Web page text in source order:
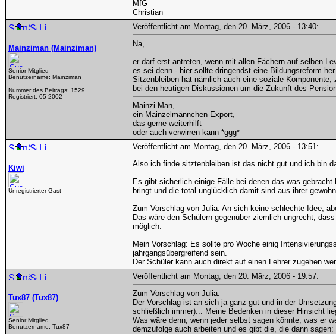
MfG
Christian
Mainziman (Mainziman)
Senior Mitglied
Benutzername: Mainziman
Nummer des Beitrags: 1529
Registriert: 05-2002
Veröffentlicht am Montag, den 20. März, 2006 - 13:40:
Na,
er darf erst antreten, wenn mit allen Fächern auf selben
es sei denn - hier sollte dringendst eine Bildungsreform
Sitzenbleiben hat nämlich auch eine soziale
bei den heutigen Diskussionen um die Zukunft des
Mainzi Man,
ein Mainzelmännchen-Export,
das gerne weiterhilft
oder auch verwirren kann *ggg*
Kiwi
Unregistrierter Gast
Veröffentlicht am Montag, den 20. März, 2006 - 13:51:
Also ich finde sitztenbleiben ist das nicht gut und ich bin
Es gibt sicherlich einige Fälle bei denen das was
bringt und die total unglücklich damit sind aus ihrer
Zum Vorschlag von Julia: An sich keine schlechte Idee,
Das wäre den Schülern gegenüber ziemlich ungrecht,
möglich.
Mein Vorschlag: Es sollte pro Woche einig
jahrgangsübergreifend sein.
Der Schüler kann auch direkt auf einen Lehrer zugehen
Tux87 (Tux87)
Senior Mitglied
Benutzername: Tux87
Veröffentlicht am Montag, den 20. März, 2006 - 19:57:
Zum Vorschlag von Julia:
Der Vorschlag ist an sich ja ganz gut und in der
schließlich immer)... Meine Bedenken in dieser Hinsicht
Was wäre denn, wenn jeder selbst sagen könnte, was er
demzufolge auch arbeiten und es gibt die, die dann